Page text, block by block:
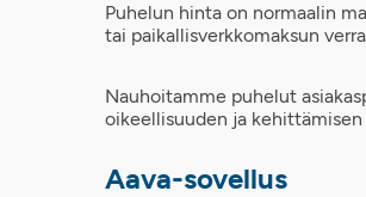
Puhelun hinta on normaalin
tai paikallisverkkomaksun
Nauhoitamme puhelut
oikeellisuuden ja kehittämisen
Aava-sovellus